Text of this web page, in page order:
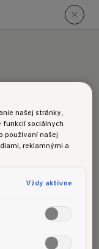
toto tričko
našej stránky,
funkcií sociálnych
používaní našej
reklamnými a
Vždy aktívne